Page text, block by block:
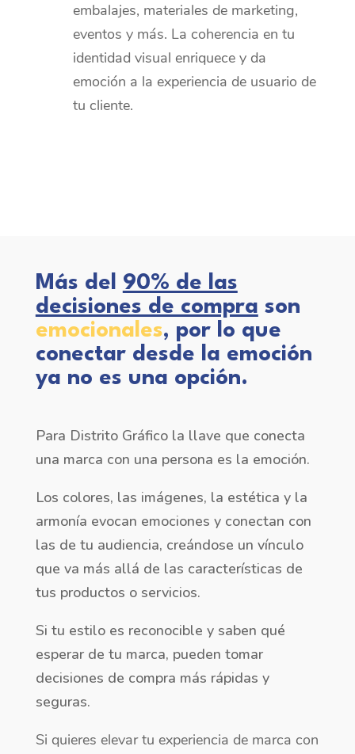
embalajes, materiales de marketing,
eventos y más. La coherencia en tu
identidad visual enriquece y da
emoción a la experiencia de usuario de
tu cliente.
Más del 90% de las
decisiones de compra son
emocionales, por lo que
conectar desde la emoción
ya no es una opción.
Para Distrito Gráfico la llave que conecta
una marca con una persona es la emoción.
Los colores, las imágenes, la estética y la
armonía evocan emociones y conectan con
las de tu audiencia, creándose un vínculo
que va más allá de las características de
tus productos o servicios.
Si tu estilo es reconocible y saben qué
esperar de tu marca, pueden tomar
decisiones de compra más rápidas y
seguras.
Si quieres elevar tu experiencia de marca con